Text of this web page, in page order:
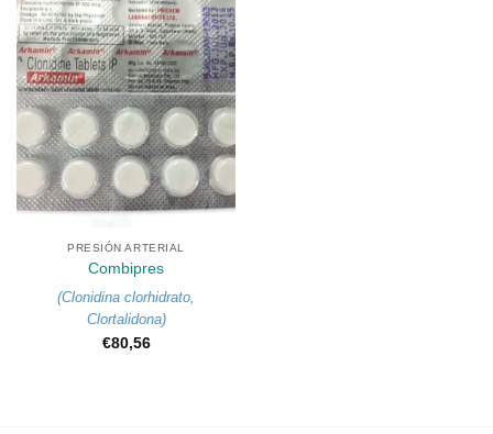
PRESIÓN ARTERIAL
Combipres
(Clonidina clorhidrato,
Clortalidona)
€80,56